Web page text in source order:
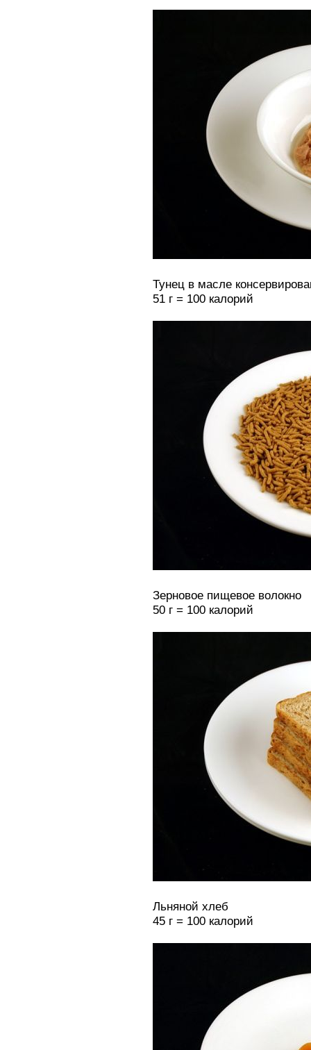
Тунец в масле
51 г = 100 калорий
Зерновое пищевое волокно
50 г = 100 калорий
Льняной хлеб
45 г = 100 калорий